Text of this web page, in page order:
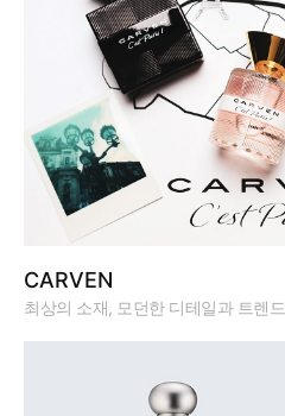
CARVEN
최상의 소재, 모던한 디테일과 트렌드